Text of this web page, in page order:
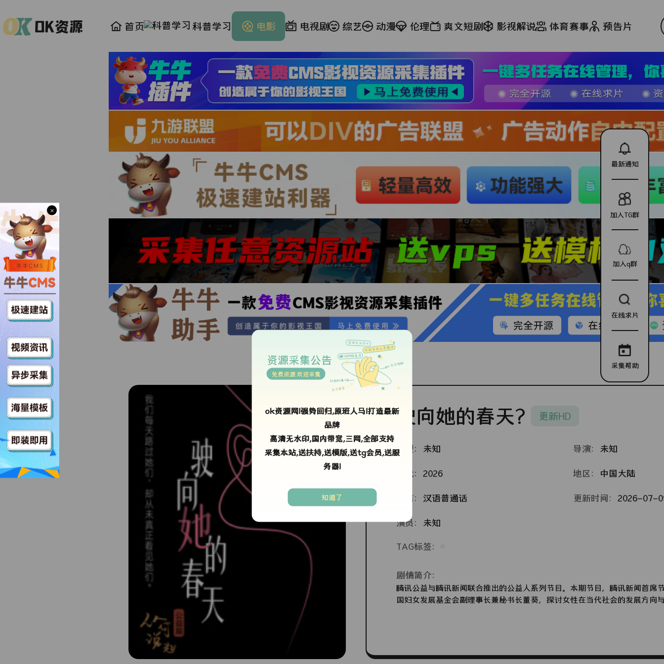
首页 科普学习 电影 电视剧 综艺 动漫 伦理 爽文短剧 影视解说 体育赛事 预告片
驶向她的春天? 更新HD
类型： 未知 导演： 未知
年代： 2026 地区： 中国大陆
语言： 汉语普通话 更新时间： 2026-07-
演员： 未知
TAG标签：
剧情简介：
腾讯公益与腾讯新闻联合推出的公益人系列节目。本期节目，腾讯新闻首席
国妇女发展基金会副理事长兼秘书长董葵，探讨女性在当代社会的发展方向
最新通知
加入TG群
加入q群
在线求片
采集帮助
资源采集公告
免费资源 欢迎采集
ok资源网!强势回归,原班人马!打造最新
品牌
高清无水印,国内带宽,三网,全部支持
采集本站,送扶持,送模版,送tg会员,送服
务器!
知道了
×